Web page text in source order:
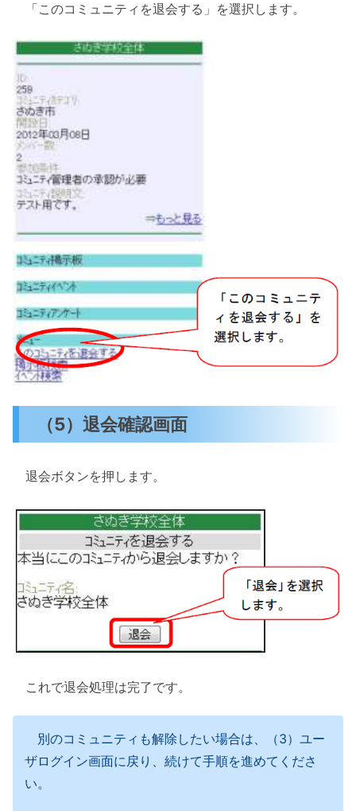
「このコミュニティを退会する」を選択します。
（5）退会確認画面
退会ボタンを押します。
これで退会処理は完了です。
別のコミュニティも解除したい場合は、（3）ユー
ザログイン画面に戻り、続けて手順を進めてくださ
い。